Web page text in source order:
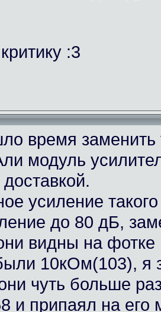
:3
время
модуль
усиление
до 80 дБ,
видны на
10кОм(103), я
чуть больше
и припаял на его